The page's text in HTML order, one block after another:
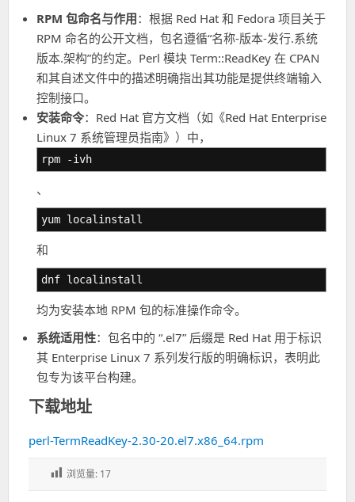
RPM 包命名与作用：根据 Red Hat 和 Fedora 项目关于
RPM 命名的公开文档，包名遵循“名称-版本-发行.系统
版本.架构”的约定。Perl 模块 Term::ReadKey 在 CPAN
和其自述文件中的描述明确指出其功能是提供终端输入
控制接口。
安装命令：Red Hat 官方文档（如《Red Hat Enterprise
Linux 7 系统管理员指南》）中，
rpm -ivh
、
yum localinstall
和
dnf localinstall
均为安装本地 RPM 包的标准操作命令。
系统适用性：包名中的 “.el7” 后缀是 Red Hat 用于标识
其 Enterprise Linux 7 系列发行版的明确标识，表明此
包专为该平台构建。
下载地址
perl-TermReadKey-2.30-20.el7.x86_64.rpm
浏览量: 17